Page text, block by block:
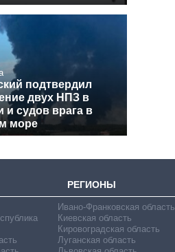
подтвердил
двух НПЗ в
и судов врага в
море
РЕГИОНЫ
Ивано-Франковская область
Киевская область
Кировоградская область
Луганская область